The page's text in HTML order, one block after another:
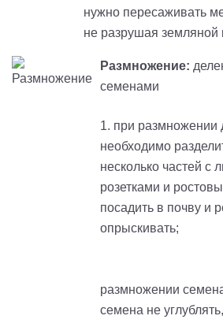
нужно пересаживать
не разрушая земляной
Размножение:
семенами
1. при размножении
необходимо
несколько частей с
розетками и
посадить в почву и
2.
размножении
семена не